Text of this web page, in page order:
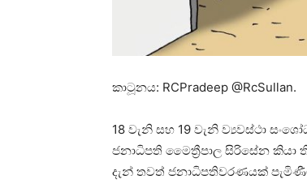
කාටූනය: RCPradeep @RcSullan.
18 වැනි සහ 19 වැනි ව්‍යවස්ථා
ජනාධිපති මෛත්‍රීපාල සිරිසේන කියා
දැන් තවත් ජනාධිපතිවරණයක්